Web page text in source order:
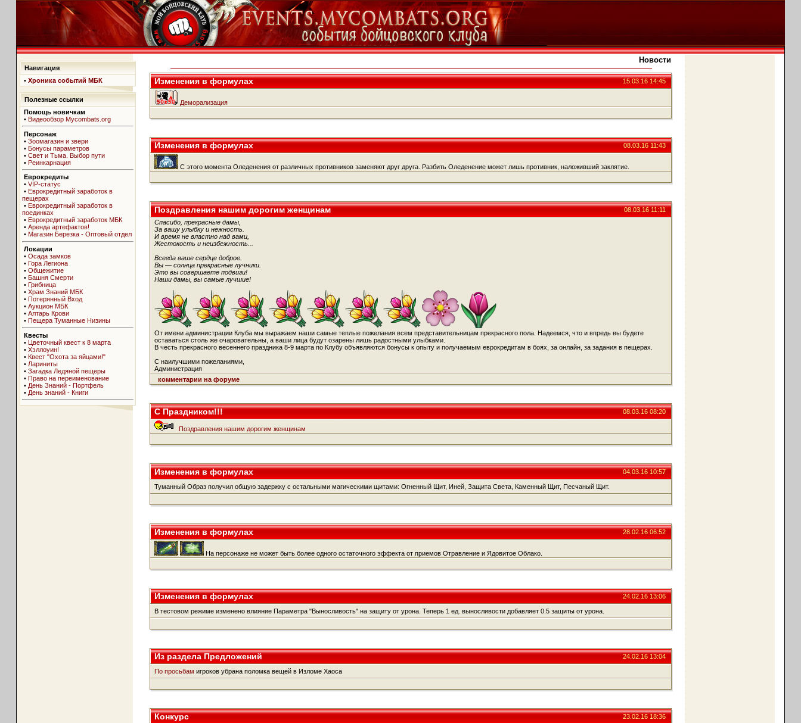
Навигация
• Хроника событий МБК
Полезные ссылки
Помощь новичкам
• Видеообзор Mycombats.org
Персонаж
• Зоомагазин и звери
• Бонусы параметров
• Свет и Тьма. Выбор пути
• Реинкарнация
Еврокредиты
• VIP-статус
• Еврокредитный заработок в
пещерах
• Еврокредитный заработок в
поединках
• Еврокредитный заработок МБК
• Аренда артефактов!
• Магазин Березка - Оптовый отдел
Локации
• Осада замков
• Гора Легиона
• Общежитие
• Башня Смерти
• Грибница
• Храм Знаний МБК
• Потерянный Вход
• Аукцион МБК
• Алтарь Крови
• Пещера Туманные Низины
Квесты
• Цветочный квест к 8 марта
• Хэллоуин!
• Квест "Охота за яйцами!"
• Лариниты
• Загадка Ледяной пещеры
• Право на переименование
• День Знаний - Портфель
• День знаний - Книги
Новости
Изменения в формулах 15.03.16 14:45
Деморализация
Изменения в формулах 08.03.16 11:43
С этого момента Оледенения от различных противников заменяют друг друга. Разбить Оледенение может лишь противник, наложивший заклятие.
Поздравления нашим дорогим женщинам
08.03.16 11:11
Спасибо, прекрасные дамы,
За вашу улыбку и нежность.
И время не властно над вами,
Жестокость и неизбежность...
Всегда ваше сердце доброе.
Вы — солнца прекрасные лучники.
Это вы совершаете подвиги!
Наши дамы, вы самые лучшие!
От имени администрации Клуба мы выражаем наши самые теплые пожелания всем представительницам прекрасного пола. Надеемся, что и впредь вы будете
оставаться столь же очаровательны, а ваши лица будут озарены лишь радостными улыбками.
В честь прекрасного весеннего праздника 8-9 марта по Клубу объявляются бонусы к опыту и получаемым еврокредитам в боях, за онлайн, за задания в пещерах.
С наилучшими пожеланиями,
Администрация
комментарии на форуме
С Праздником!!! 08.03.16 08:20
Поздравления нашим дорогим женщинам
Изменения в формулах 04.03.16 10:57
Туманный Образ получил общую задержку с остальными магическими щитами: Огненный Щит, Иней, Защита Света, Каменный Щит, Песчаный Щит.
Изменения в формулах 28.02.16 06:52
На персонаже не может быть более одного остаточного эффекта от приемов Отравление и Ядовитое Облако.
Изменения в формулах 24.02.16 13:06
В тестовом режиме изменено влияние Параметра "Выносливость" на защиту от урона. Теперь 1 ед. выносливости добавляет 0.5 защиты от урона.
Из раздела Предложений 24.02.16 13:04
По просьбам игроков убрана поломка вещей в Изломе Хаоса
Конкурс 23.02.16 18:36